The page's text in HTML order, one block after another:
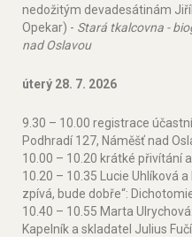
nedožitým devadesátinám
Opekar) - Stará tkalcovna -
nad Oslavou
úterý 28. 7. 2026
9.30 – 10.00 registrace
Podhradí 127, Náměšť nad
10.00 – 10.20 krátké přivítání
10.20 – 10.35 Lucie Uhlíková
zpívá, bude dobře“:
10.40 – 10.55 Marta
Kapelník a skladatel Julius